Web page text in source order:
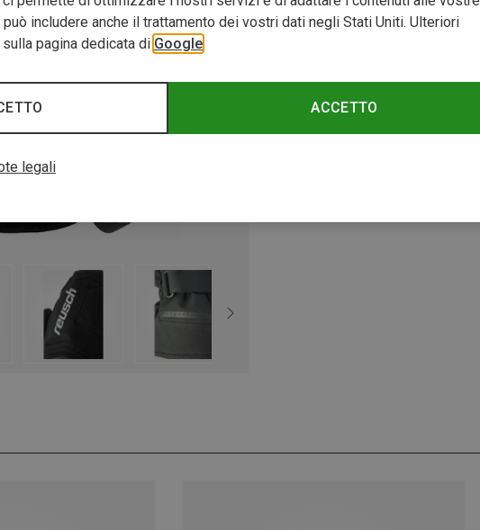
includere anche il trattamento dei vostri dati negli Stati Uniti. Ulteriori
pagina dedicata di Google
ACCETTO
legali